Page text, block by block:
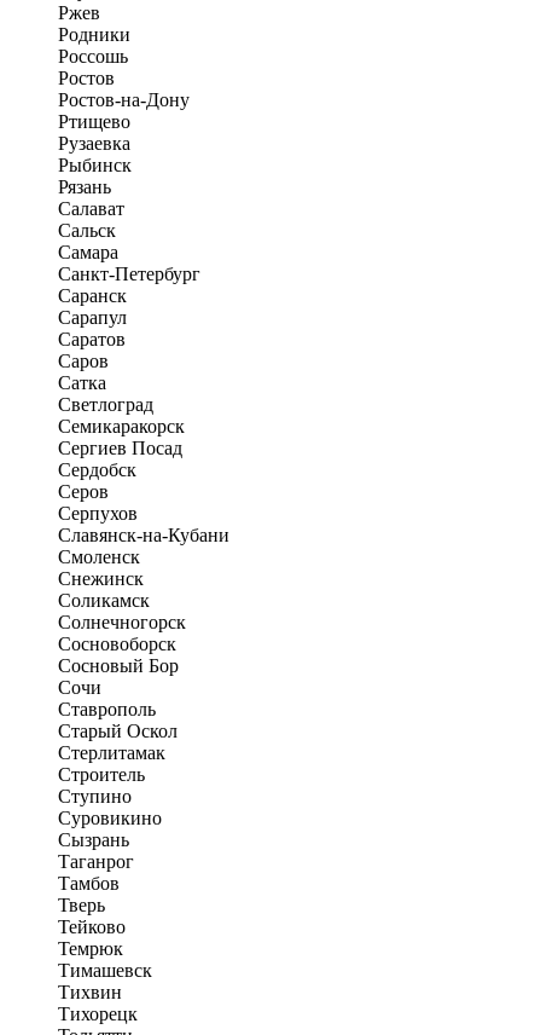
Ржев
Родники
Россошь
Ростов
Ростов-на-Дону
Ртищево
Рузаевка
Рыбинск
Рязань
Салават
Сальск
Самара
Санкт-Петербург
Саранск
Сарапул
Саратов
Саров
Сатка
Светлоград
Семикаракорск
Сергиев Посад
Сердобск
Серов
Серпухов
Славянск-на-Кубани
Смоленск
Снежинск
Соликамск
Солнечногорск
Сосновоборск
Сосновый Бор
Сочи
Ставрополь
Старый Оскол
Стерлитамак
Строитель
Ступино
Суровикино
Сызрань
Таганрог
Тамбов
Тверь
Тейково
Темрюк
Тимашевск
Тихвин
Тихорецк